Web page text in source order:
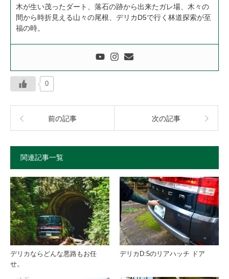
木が生い茂ったダート、落石の跡から出来たガレ場、木々の
間から時折見える山々の尾根、デリカD5で行く林道探索が至
福の時。
0
前の記事 次の記事
関連記事一覧
デリカならどんな悪路もお任
せ。
デリカD:5のリアハッチ ドア